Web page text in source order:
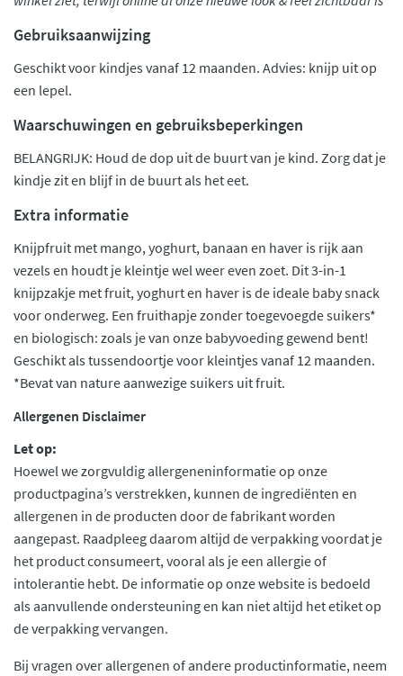
Gebruiksaanwijzing
Geschikt voor kindjes vanaf 12 maanden. Advies: knijp uit op
een lepel.
Waarschuwingen en gebruiksbeperkingen
BELANGRIJK: Houd de dop uit de buurt van je kind. Zorg dat je
kindje zit en blijf in de buurt als het eet.
Extra informatie
Knijpfruit met mango, yoghurt, banaan en haver is rijk aan
vezels en houdt je kleintje wel weer even zoet. Dit 3-in-1
knijpzakje met fruit, yoghurt en haver is de ideale baby snack
voor onderweg. Een fruithapje zonder toegevoegde suikers*
en biologisch: zoals je van onze babyvoeding gewend bent!
Geschikt als tussendoortje voor kleintjes vanaf 12 maanden.
*Bevat van nature aanwezige suikers uit fruit.
Allergenen Disclaimer
Let op:
Hoewel we zorgvuldig allergeneninformatie op onze
productpagina’s verstrekken, kunnen de ingrediënten en
allergenen in de producten door de fabrikant worden
aangepast. Raadpleeg daarom altijd de verpakking voordat je
het product consumeert, vooral als je een allergie of
intolerantie hebt. De informatie op onze website is bedoeld
als aanvullende ondersteuning en kan niet altijd het etiket op
de verpakking vervangen.
Bij vragen over allergenen of andere productinformatie, neem